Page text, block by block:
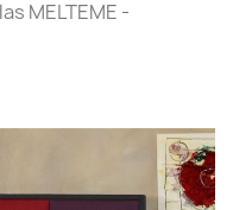
MELTEME -